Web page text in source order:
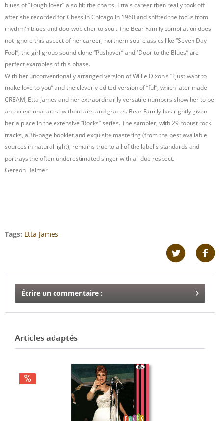
blues of “Tough lover” also hit the charts. Etta's career then really took off
after she recorded for Chess in Chicago in 1960 and shifted the focus from
rhythm'n'blues and doo-wop cher to soul. The Bear Family compilation does
not ignore this aspect of her career; northern soul classics like “Seven Day
Fool”, the girl group sound clone “Pushover” and “Door to the Blues” are
perfect examples of this phase.
With her unconventionally arranged version of Willie Dixon's “I just want to
make love to you” and the cleverly edited version of “ful”, which later made
CREAM, Etta James and her extraordinarily versatile numbers show her to be
an exceptional artist without airs and graces. Bear Family has rightly given
her a place in the extensive “Rocks” series. The sampler, with 29 robust rock
tracks, a 36-page booklet and exquisite mastering (from the best available
sources in natural light), remains true to all of the label's standards and
portrays the often-underestimated singer with all due respect.
Gereon Helmer
Tags: Etta James
Écrire un commentaire :
Articles adaptés